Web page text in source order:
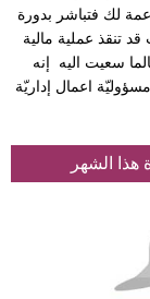
لك فتباشر بدورة
تنقذ عملية مالية
سعيت اليه إنه
اعمال إداريّة
الشهر